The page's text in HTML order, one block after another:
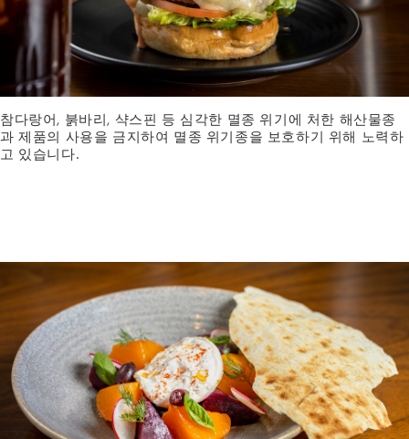
참다랑어, 붉바리, 샥스핀 등 심각한 멸종 위기에 처한 해산물종
과 제품의 사용을 금지하여 멸종 위기종을 보호하기 위해 노력하
고 있습니다.